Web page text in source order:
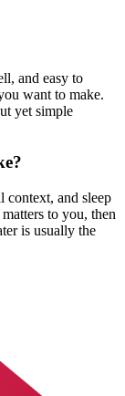
and easy to
want to make.
yet simple
context, and sleep
to you, then
is usually the